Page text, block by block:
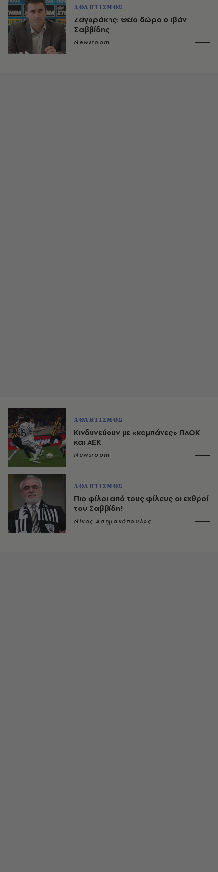
ΑΘΛΗΤΙΣΜΟΣ
Ζαγοράκης: Θείο δώρο ο Ιβάν
Σαββίδης
Newsroom
ΑΘΛΗΤΙΣΜΟΣ
Κινδυνεύουν με «καμπάνες» ΠΑΟΚ
και ΑΕΚ
Newsroom
ΑΘΛΗΤΙΣΜΟΣ
Πιο φίλοι από τους φίλους οι εχθροί
του Σαββίδη!
Νίκος Ασημακόπουλος